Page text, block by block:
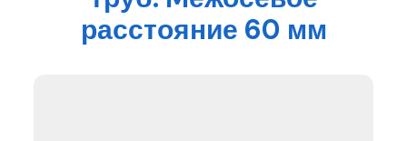
расстояние 60 мм